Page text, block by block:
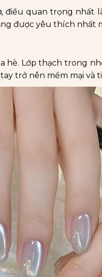
, điều quan trọng nhất
được yêu thích nhất
hè. Lớp thạch trong
trở nên mềm mại và